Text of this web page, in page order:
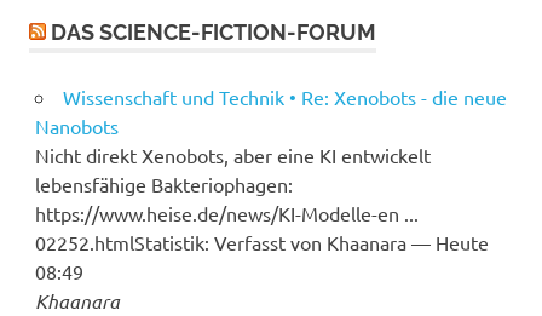
DAS SCIENCE-FICTION-FORUM
Wissenschaft und Technik • Re: Xenobots - die neue
Nanobots
Nicht direkt Xenobots, aber eine KI entwickelt
lebensfähige Bakteriophagen:
https://www.heise.de/news/KI-Modelle-en ...
02252.htmlStatistik: Verfasst von Khaanara — Heute
08:49
Khaanara